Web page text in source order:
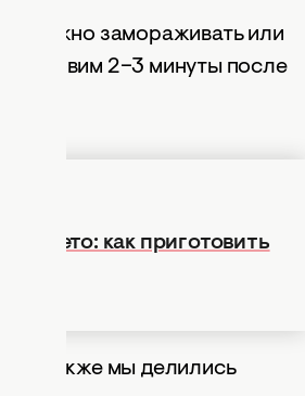
можно замораживать или
Готовим 2–3 минуты после
лето: как приготовить
Также мы делились